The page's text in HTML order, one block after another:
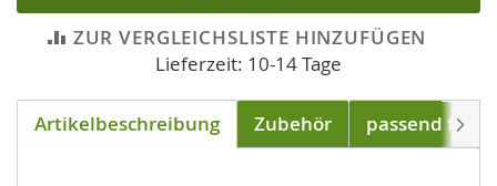
ZUR VERGLEICHSLISTE HINZUFÜGEN
Lieferzeit: 10-14 Tage
Artikelbeschreibung Zubehör passend für